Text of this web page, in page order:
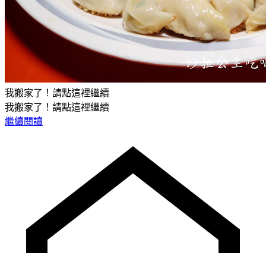
我搬家了！請點這裡繼續
我搬家了！請點這裡繼續
繼續閱讀